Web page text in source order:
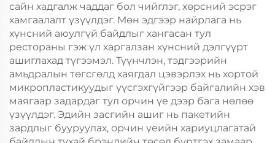
сайн хадгалж чаддаг бол чийглэг, хөрсний эсрэг
хамгаалалт үзүүлдэг. Мөн эдгээр найрлага нь
хүнсний аюулгүй байдлыг хангасан тул
рестораны гэж үл харгалзан хүнсний дэлгүүрт
ашиглахад түгээмэл. Түүнчлэн, тэдгээрийн
амьдралын төгсгөлд хаягдал цэвэрлэх нь хортой
микропластикуудыг үүсгэхгүйгээр байгалийн хэв
маягаар задардаг тул орчин үе дээр бага нөлөө
үзүүлдэг. Эдийн засгийн ашиг нь пакетийн
зардлыг бууруулах, орчин үеийн хариуцлагатай